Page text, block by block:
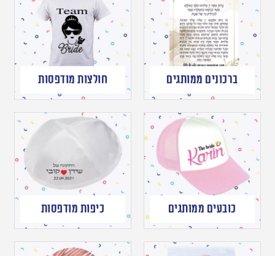
ברכונים ממותגים חולצות מודפסות
כובעים ממותגים כיפות מודפסות